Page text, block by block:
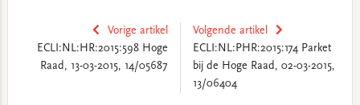
Vorige artikel
ECLI:NL:HR:2015:598 Hoge
Raad, 13-03-2015, 14/05687
Volgende artikel
ECLI:NL:PHR:2015:174 Parket
bij de Hoge Raad, 02-03-2015,
13/06404